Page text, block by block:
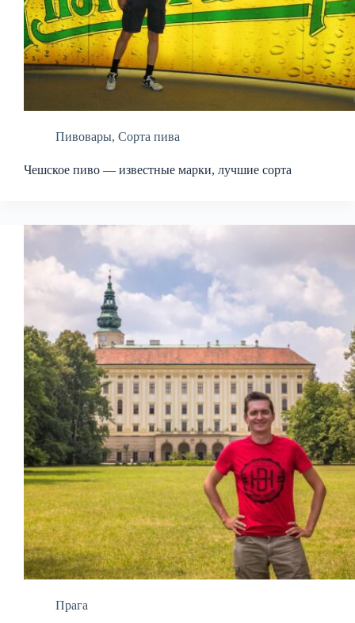
Пивовары, Сорта пива
Чешское пиво — известные марки, лучшие сорта
Прага